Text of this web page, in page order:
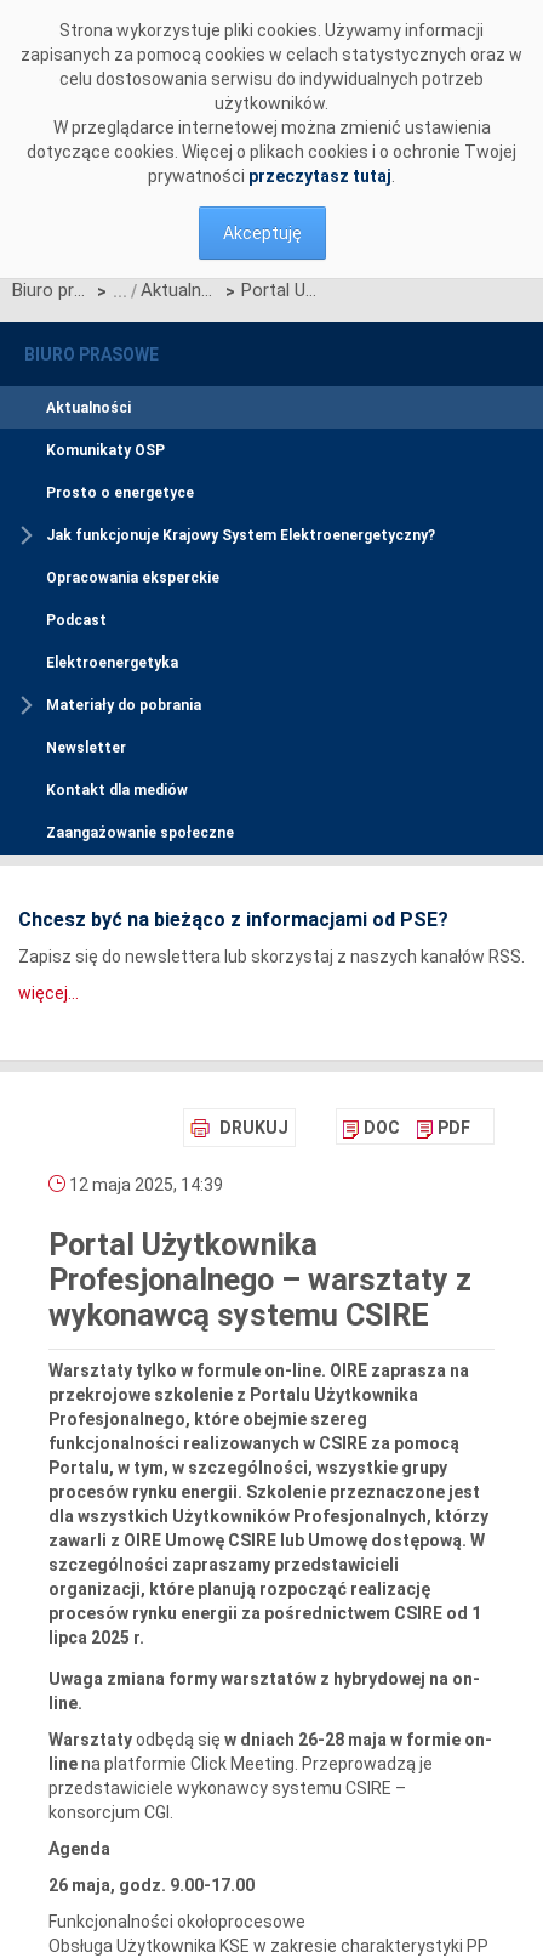
Strona wykorzystuje pliki cookies. Używamy informacji
zapisanych za pomocą cookies w celach statystycznych oraz w
celu dostosowania serwisu do indywidualnych potrzeb
użytkowników.
W przeglądarce internetowej można zmienić ustawienia
dotyczące cookies. Więcej o plikach cookies i o ochronie Twojej
prywatności przeczytasz tutaj
Akceptuję
Biuro prasowe > Aktualności > Portal Użytkownika Profesjonalnego – warsztaty z wykonawcą systemu CSIRE
BIURO PRASOWE
Aktualności
Komunikaty OSP
Prosto o energetyce
Jak funkcjonuje Krajowy System Elektroenergetyczny?
Opracowania eksperckie
Podcast
Elektroenergetyka
Materiały do pobrania
Newsletter
Kontakt dla mediów
Zaangażowanie społeczne
Chcesz być na bieżąco z informacjami od PSE?
Zapisz się do newslettera lub skorzystaj z naszych kanałów RSS.
więcej...
DRUKUJ DOC PDF
12 maja 2025, 14:39
Portal Użytkownika
Profesjonalnego – warsztaty z
wykonawcą systemu CSIRE
Warsztaty tylko w formule on-line. OIRE zaprasza na
przekrojowe szkolenie z Portalu Użytkownika
Profesjonalnego, które obejmie szereg
funkcjonalności realizowanych w CSIRE za pomocą
Portalu, w tym, w szczególności, wszystkie grupy
procesów rynku energii. Szkolenie przeznaczone jest
dla wszystkich Użytkowników Profesjonalnych, którzy
zawarli z OIRE Umowę CSIRE lub Umowę dostępową. W
szczególności zapraszamy przedstawicieli
organizacji, które planują rozpocząć realizację
procesów rynku energii za pośrednictwem CSIRE od 1
lipca 2025 r.
Uwaga zmiana formy warsztatów z hybrydowej na on-
line.
Warsztatyodbędą się w dniach 26-28 maja w formie on-
linena platformie Click Meeting. Przeprowadzą je
przedstawiciele wykonawcy systemu CSIRE –
konsorcjum CGI.
Agenda
26 maja, godz. 9.00-17.00
Funkcjonalności okołoprocesowe
Obsługa Użytkownika KSE w zakresie charakterystyki PP